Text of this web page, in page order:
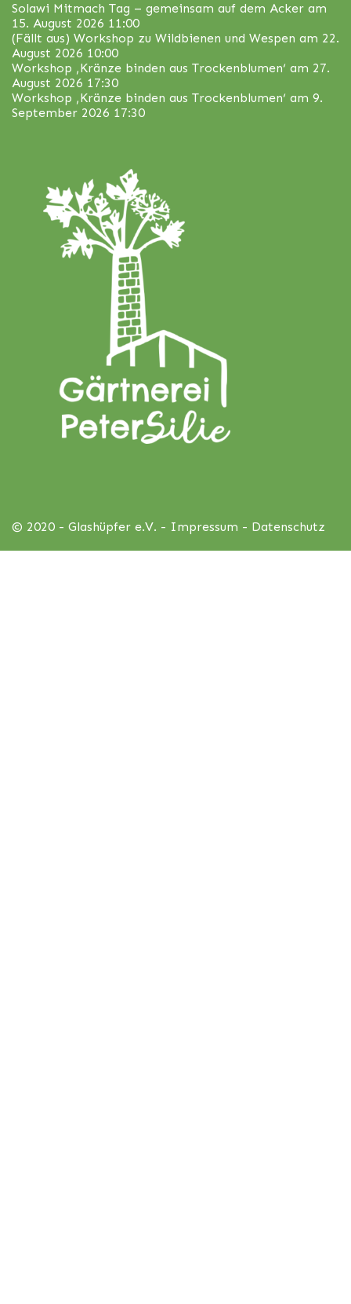
Solawi Mitmach Tag – gemeinsam auf dem Acker am
15. August 2026 11:00
(Fällt aus) Workshop zu Wildbienen und Wespen am 22.
August 2026 10:00
Workshop ‚Kränze binden aus Trockenblumen‘ am 27.
August 2026 17:30
Workshop ‚Kränze binden aus Trockenblumen‘ am 9.
September 2026 17:30
© 2020 - Glashüpfer e.V. - Impressum - Datenschutz